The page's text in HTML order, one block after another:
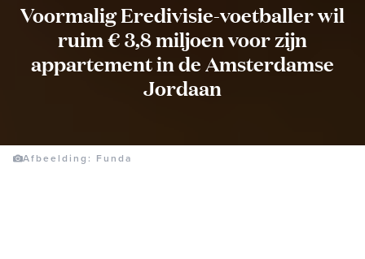
Voormalig Eredivisie-voetballer wil
ruim € 3,8 miljoen voor zijn
appartement in de Amsterdamse
Jordaan
Afbeelding: Funda